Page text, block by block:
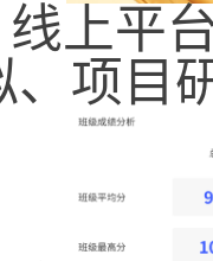
线上平
、项目